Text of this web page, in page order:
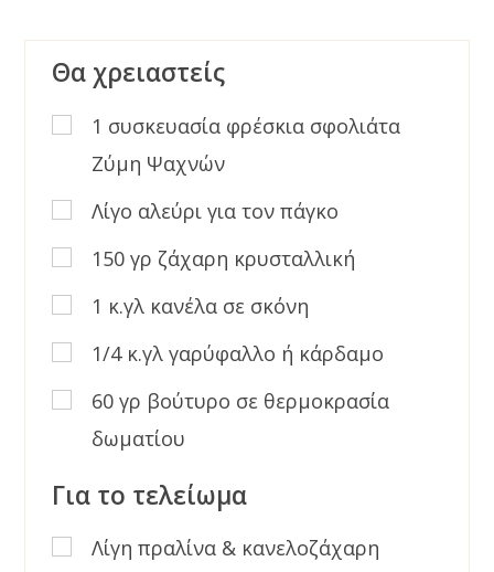
Θα χρειαστείς
1 συσκευασία φρέσκια σφολιάτα
Ζύμη Ψαχνών
Λίγο αλεύρι για τον πάγκο
150 γρ ζάχαρη κρυσταλλική
1 κ.γλ κανέλα σε σκόνη
1/4 κ.γλ γαρύφαλλο ή κάρδαμο
60 γρ βούτυρο σε θερμοκρασία
δωματίου
Για το τελείωμα
Λίγη πραλίνα & κανελοζάχαρη